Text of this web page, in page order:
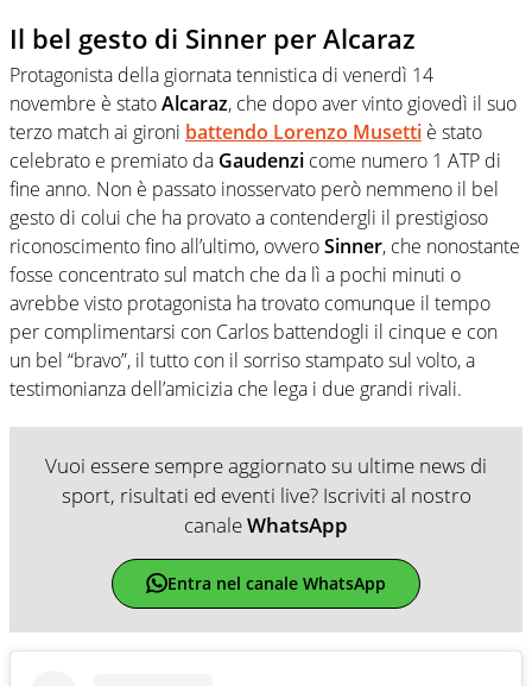
Il bel gesto di Sinner per Alcaraz
Protagonista della giornata tennistica di venerdì 14
novembre è statoAlcaraz, che dopo aver vinto giovedì il suo
terzo match ai gironi battendo Lorenzo Musetti è stato
celebrato e premiato da Gaudenzi come numero 1 ATP di
fine anno. Non è passato inosservato però nemmeno il bel
gesto di colui che ha provato a contendergli il prestigioso
riconoscimento fino all’ultimo, ovveroSinner, che nonostante
fosse concentrato sul match che da lì a pochi minuti o
avrebbe visto protagonista ha trovato comunque il tempo
per complimentarsi con Carlos battendogli il cinque e con
un bel “bravo”, il tutto con il sorriso stampato sul volto, a
testimonianza dell’amicizia che lega i due grandi rivali.
Vuoi essere sempre aggiornato su ultime news di
sport, risultati ed eventi live? Iscriviti al nostro
canaleWhatsApp
Entra nel canale WhatsApp